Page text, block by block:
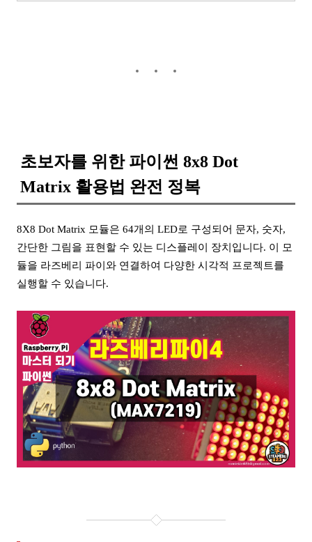
초보자를 위한 파이썬 8x8 Dot
Matrix 활용법 완전 정복
8X8 Dot Matrix 모듈은 64개의 LED로 구성되어 문자, 숫자,
간단한 그림을 표현할 수 있는 디스플레이 장치입니다. 이 모
듈을 라즈베리 파이와 연결하여 다양한 시각적 프로젝트를
실행할 수 있습니다.